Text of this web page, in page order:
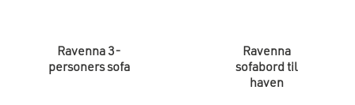
Ravenna 3-
personers sofa
Ravenna
sofabord til
haven